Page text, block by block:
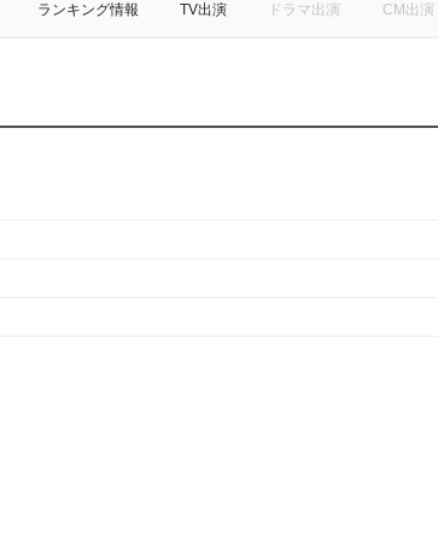
ランキング情報 TV出演 ドラマ出演 CM出演